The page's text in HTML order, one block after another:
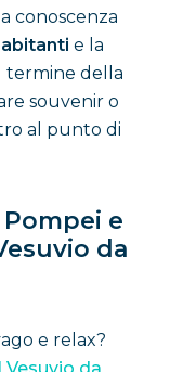
conoscenza
e la
termine della
souvenir o
al punto di
e
da
e relax?